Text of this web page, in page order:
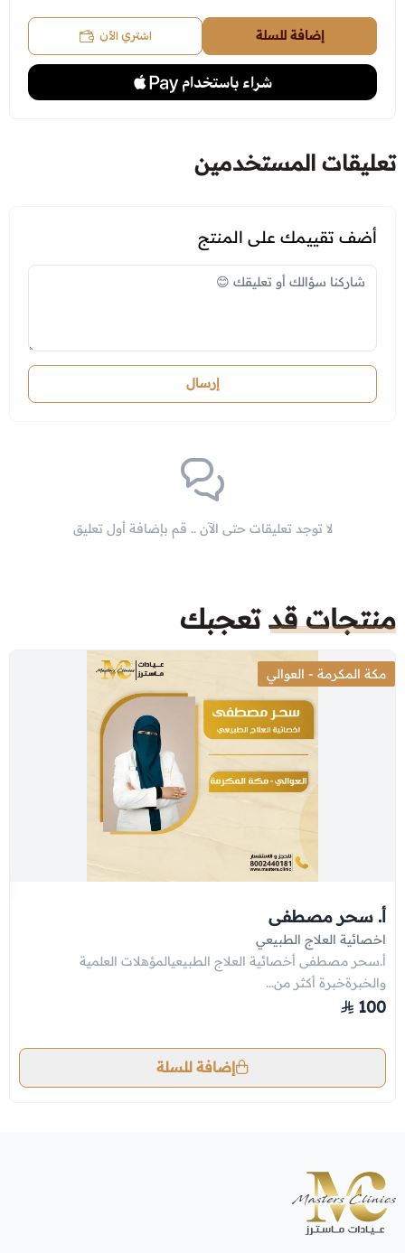
إضافة للسلة اشتري الآن
تعليقات المستخدمين
لا توجد تعليقات حتى الآن .. قم بإضافة أول تعليق
أضف تقييمك على المنتج
إرسال
منتجات قد تعجبك
مكة المكرمة - العوالي
أ. سحر مصطفى
اخصائية العلاج الطبيعي
أ.سحر مصطفى أخصائية العلاج الطبيعيالمؤهلات العلمية
والخبرةخبرة أكثر من...
100
إضافة للسلة